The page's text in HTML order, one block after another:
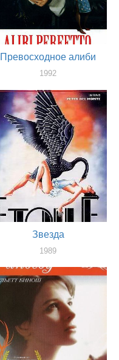
Превосходное алиби
1992
Звезда
1989